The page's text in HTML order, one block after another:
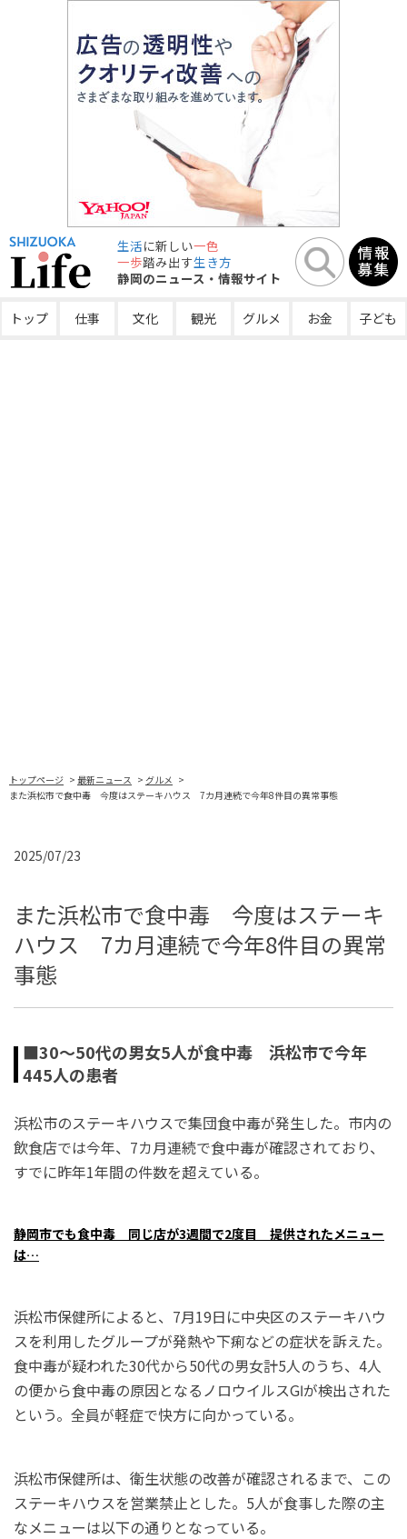
生活に新しい一色
一歩踏み出す生き方
静岡のニュース・情報サイト
トップ 仕事 文化 観光 グルメ お金 子ども
トップページ 最新ニュース
グルメ
また浜松市で食中毒 今度はステーキハウス 7カ月連続で今年8件目の異常事態
2025/07/23
また浜松市で食中毒 今度はステーキ
ハウス 7カ月連続で今年8件目の異常
事態
■30～50代の男女5人が食中毒 浜松市で今年
445人の患者
浜松市のステーキハウスで集団食中毒が発生した。市内の
飲食店では今年、7カ月連続で食中毒が確認されており、
すでに昨年1年間の件数を超えている。
静岡市でも食中毒 同じ店が3週間で2度目 提供されたメニュー
は…
浜松市保健所によると、7月19日に中央区のステーキハウ
スを利用したグループが発熱や下痢などの症状を訴えた。
食中毒が疑われた30代から50代の男女計5人のうち、4人
の便から食中毒の原因となるノロウイルスGⅠが検出された
という。全員が軽症で快方に向かっている。
浜松市保健所は、衛生状態の改善が確認されるまで、この
ステーキハウスを営業禁止とした。5人が食事した際の主
なメニューは以下の通りとなっている。